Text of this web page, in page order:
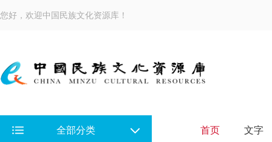
您好，欢迎中国民族文化资源库！
全部分类 首页 文字